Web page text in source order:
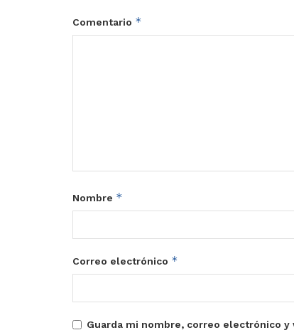
Comentario *
Nombre *
Correo electrónico *
Guarda mi nombre, correo electrónico